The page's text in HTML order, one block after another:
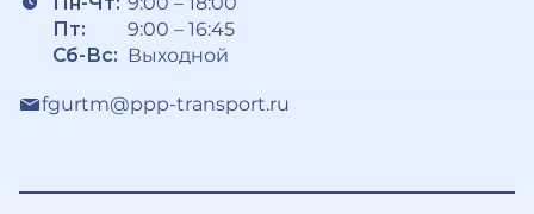
Пт:
Сб-Вс:
9:00 – 16:45
Выходной
fgurtm@ppp-transport.ru